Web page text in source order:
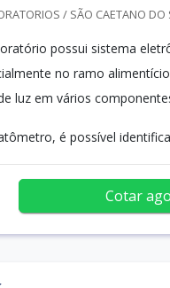
/ SÃO CAETANO DO
possui sistema
no ramo
luz em vários
é possível
Cotar